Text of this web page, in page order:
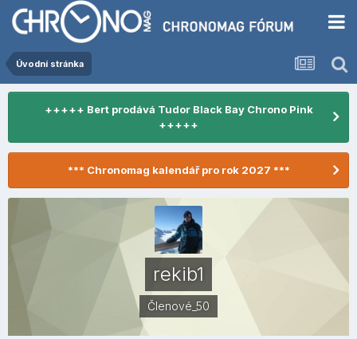
Úvodní stránka
+++++ Bert prodává Tudor Black Bay Chrono Pink
+++++
*** Chronomag kalendář pro rok 2027 ***
rekib1
Členové_50